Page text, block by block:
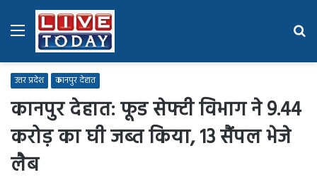
Menu
उत्तर प्रदेश कानपुर देहात
कानपुर देहात: फूड सेफ्टी विभाग ने 9.44
करोड़ का घी जब्त किया, 13 सैंपल भेजे
लैब